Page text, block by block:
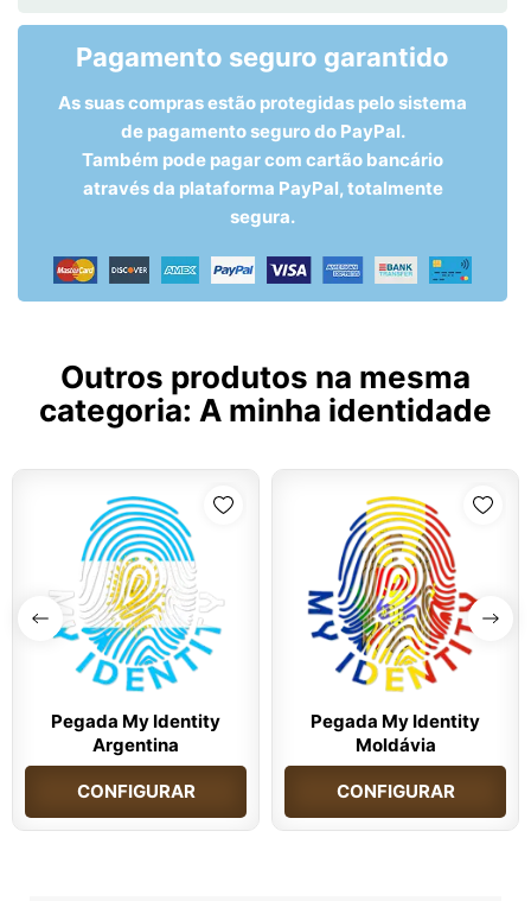
Pagamento seguro garantido
As suas compras estão protegidas pelo sistema
de pagamento seguro do PayPal.
Também pode pagar com cartão bancário
através da plataforma PayPal, totalmente
segura.
Outros produtos na mesma
categoria: A minha identidade
Pegada My Identity
Argentina
CONFIGURAR
Pegada My Identity
Moldávia
CONFIGURAR